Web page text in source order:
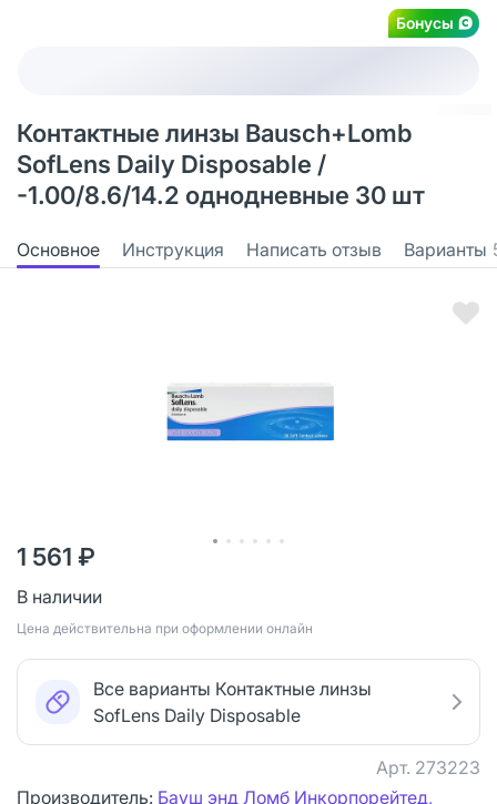
Бонусы
Контактные линзы Bausch+Lomb
SofLens Daily Disposable /
-1.00/8.6/14.2 однодневные 30 шт
Основное Инструкция Написать отзыв Варианты
1 561 ₽
В наличии
Цена действительна при оформлении онлайн
Все варианты Контактные линзы
SofLens Daily Disposable
Арт. 273223
Производитель: Бауш энд Ломб Инкорпорейтед,